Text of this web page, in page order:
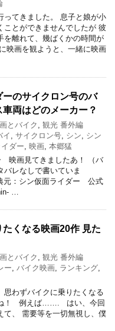
ってきました。 息子と娘が小
ことができませんでしたが 彼
を離れて、幾ばくかの時間が
映画を観ようと、一緒に映画
のサイクロン号のバ
両はどのメーカー？
とバイク
観光 番外編
イ サイクロン号 シン
シン
ダー 映画 本郷猛
映画見てきましたあ！ （バ
バレなしで書いていま
元：シン仮面ライダー 公式
…
くなる映画20作 見た
とバイク
観光 番外編
ー バイク映画 ランキング
思わずバイクに乗りたくなる
ね！ 例えば……. はい、今回
て、 需要等を一切無視し、僕